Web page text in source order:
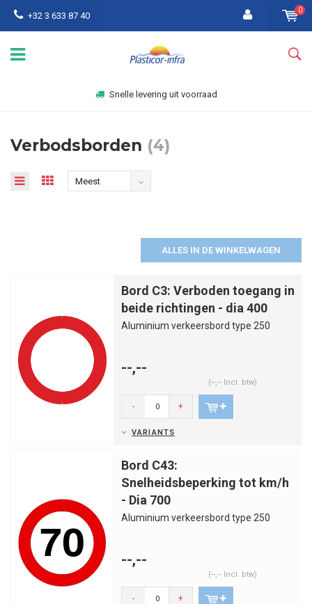
+32 3 633 87 40
0
Snelle levering uit voorraad
Verbodsborden (4)
Meest
ALLES IN DE WINKELWAGEN
Bord C3: Verboden toegang in
beide richtingen - dia 400
Aluminium verkeersbord type 250
--,--
(--,-- Incl. btw)
- +
VARIANTS
Bord C43:
Snelheidsbeperking tot km/h
- Dia 700
Aluminium verkeersbord type 250
--,--
(--,-- Incl. btw)
- +